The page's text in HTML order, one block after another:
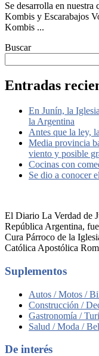
Se desarrolla en
Kombis y Escarabajos
Kombis ...
Buscar
Entradas
En Junín, la
la Argentina
Antes que la ley,
Media provincia
viento y posible
Cocinas con
Se dio a conocer
El Diario La Verdad de
República Argentina,
Cura Párroco de la
Católica Apostólica
Suplementos
Autos / Motos /
Construcción /
Gastronomía /
Salud / Moda /
De interés